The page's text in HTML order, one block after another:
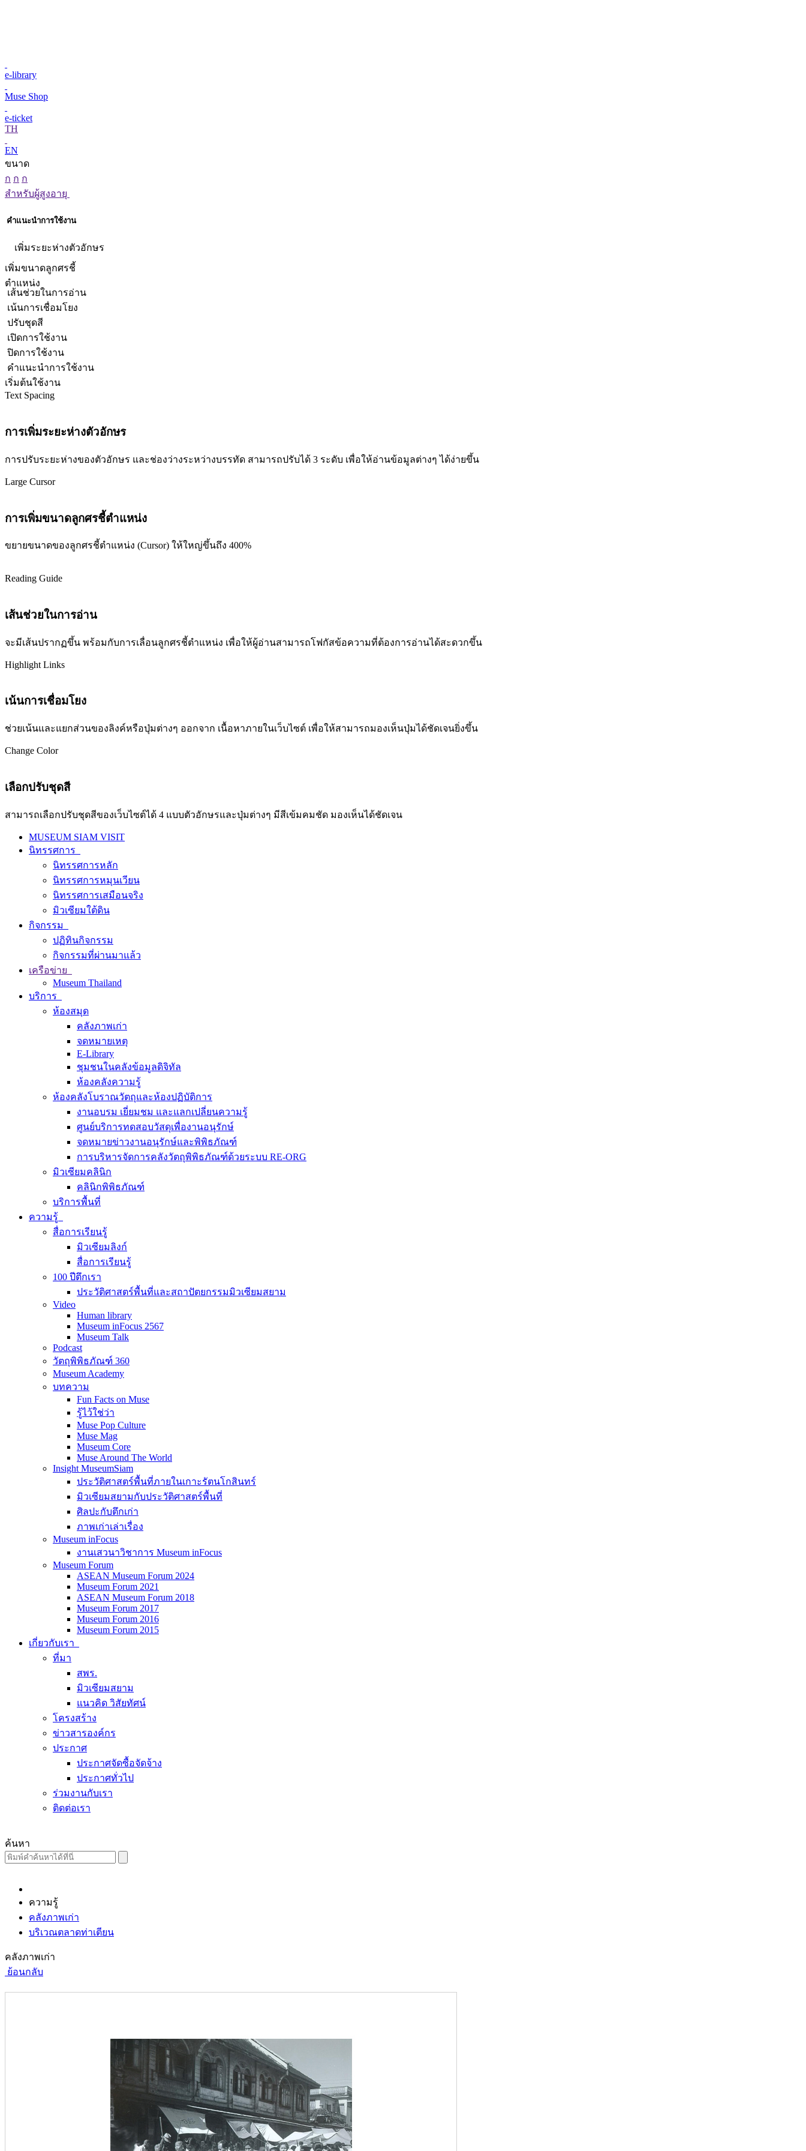
e-library
Muse Shop
e-ticket
TH
EN
ขนาด
ก ก ก
สำหรับผู้สูงอายุ
คำแนะนำการใช้งาน
เพิ่มระยะห่างตัวอักษร
เพิ่มขนาดลูกศรชี้
ตำแหน่ง
เส้นช่วยในการอ่าน
เน้นการเชื่อมโยง
ปรับชุดสี
เปิดการใช้งาน
ปิดการใช้งาน
คำแนะนำการใช้งาน
เริ่มต้นใช้งาน
Text Spacing
การเพิ่มระยะห่างตัวอักษร
การปรับระยะห่างของตัวอักษร และช่องว่างระหว่างบรรทัด สามารถปรับได้ 3 ระดับ เพื่อให้อ่านข้อมูลต่างๆ ได้ง่ายขึ้น
Large Cursor
การเพิ่มขนาดลูกศรชี้ตำแหน่ง
ขยายขนาดของลูกศรชี้ตำแหน่ง (Cursor) ให้ใหญ่ขึ้นถึง 400%
Reading Guide
เส้นช่วยในการอ่าน
จะมีเส้นปรากฏขึ้น พร้อมกับการเลื่อนลูกศรชี้ตำแหน่ง เพื่อให้ผู้อ่านสามารถโฟกัสข้อความที่ต้องการอ่านได้สะดวกขึ้น
Highlight Links
เน้นการเชื่อมโยง
ช่วยเน้นและแยกส่วนของลิงค์หรือปุ่มต่างๆ ออกจาก เนื้อหาภายในเว็บไซต์ เพื่อให้สามารถมองเห็นปุ่มได้ชัดเจนยิ่งขึ้น
Change Color
เลือกปรับชุดสี
สามารถเลือกปรับชุดสีของเว็บไซต์ได้ 4 แบบตัวอักษรและปุ่มต่างๆ มีสีเข้มคมชัด มองเห็นได้ชัดเจน
MUSEUM SIAM VISIT
นิทรรศการ
นิทรรศการหลัก
นิทรรศการหมุนเวียน
นิทรรศการเสมือนจริง
มิวเซียมใต้ดิน
กิจกรรม
ปฏิทินกิจกรรม
กิจกรรมที่ผ่านมาแล้ว
เครือข่าย
Museum Thailand
บริการ
ห้องสมุด
คลังภาพเก่า
จดหมายเหตุ
E-Library
ชุมชนในคลังข้อมูลดิจิทัล
ห้องคลังความรู้
ห้องคลังโบราณวัตถุและห้องปฏิบัติการ
งานอบรม เยี่ยมชม และแลกเปลี่ยนความรู้
ศูนย์บริการทดสอบวัสดุเพื่องานอนุรักษ์
จดหมายข่าวงานอนุรักษ์และพิพิธภัณฑ์
การบริหารจัดการคลังวัตถุพิพิธภัณฑ์ด้วยระบบ RE-ORG
มิวเซียมคลินิก
คลินิกพิพิธภัณฑ์
บริการพื้นที่
ความรู้
สื่อการเรียนรู้
มิวเซียมลิงก์
สื่อการเรียนรู้
100 ปีตึกเรา
ประวัติศาสตร์พื้นที่และสถาปัตยกรรมมิวเซียมสยาม
Video
Human library
Museum inFocus 2567
Museum Talk
Podcast
วัตถุพิพิธภัณฑ์ 360
Museum Academy
บทความ
Fun Facts on Muse
รู้ไว้ใช่ว่า
Muse Pop Culture
Muse Mag
Museum Core
Muse Around The World
Insight MuseumSiam
ประวัติศาสตร์พื้นที่ภายในเกาะรัตนโกสินทร์
มิวเซียมสยามกับประวัติศาสตร์พื้นที่
ศิลปะกับตึกเก่า
ภาพเก่าเล่าเรื่อง
Museum inFocus
งานเสวนาวิชาการ Museum inFocus
Museum Forum
ASEAN Museum Forum 2024
Museum Forum 2021
ASEAN Museum Forum 2018
Museum Forum 2017
Museum Forum 2016
Museum Forum 2015
เกี่ยวกับเรา
ที่มา
สพร.
มิวเซียมสยาม
แนวคิด วิสัยทัศน์
โครงสร้าง
ข่าวสารองค์กร
ประกาศ
ประกาศจัดซื้อจัดจ้าง
ประกาศทั่วไป
ร่วมงานกับเรา
ติดต่อเรา
ค้นหา
ความรู้
คลังภาพเก่า
บริเวณตลาดท่าเตียน
คลังภาพเก่า
ย้อนกลับ